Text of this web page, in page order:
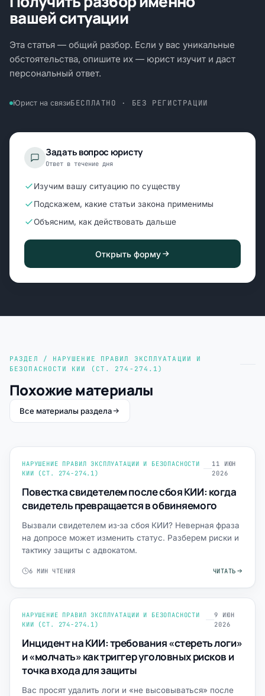
вашей ситуации
Эта статья — общий разбор. Если у вас уникальные
обстоятельства, опишите их — юрист изучит и даст
персональный ответ.
Юрист на связиБЕСПЛАТНО · БЕЗ РЕГИСТРАЦИИ
Задать вопрос юристу
Ответ в течение дня
Изучим вашу ситуацию по существу
Подскажем, какие статьи закона применимы
Объясним, как действовать дальше
Открыть форму
РАЗДЕЛ / НАРУШЕНИЕ ПРАВИЛ ЭКСПЛУАТАЦИИ И
БЕЗОПАСНОСТИ КИИ (СТ. 274-274.1)
Похожие материалы
Все материалы раздела
НАРУШЕНИЕ ПРАВИЛ ЭКСПЛУАТАЦИИ И БЕЗОПАСНОСТИ
КИИ (СТ. 274-274.1)
11 ИЮН
2026
Повестка свидетелем после сбоя КИИ: когда
свидетель превращается в обвиняемого
Вызвали свидетелем из‑за сбоя КИИ? Неверная фраза
на допросе может изменить статус. Разберем риски и
тактику защиты с адвокатом.
6 МИН ЧТЕНИЯ ЧИТАТЬ
НАРУШЕНИЕ ПРАВИЛ ЭКСПЛУАТАЦИИ И БЕЗОПАСНОСТИ
КИИ (СТ. 274-274.1)
9 ИЮН
2026
Инцидент на КИИ: требования «стереть логи»
и «молчать» как триггер уголовных рисков и
точка входа для защиты
Вас просят удалить логи и «не высовываться» после